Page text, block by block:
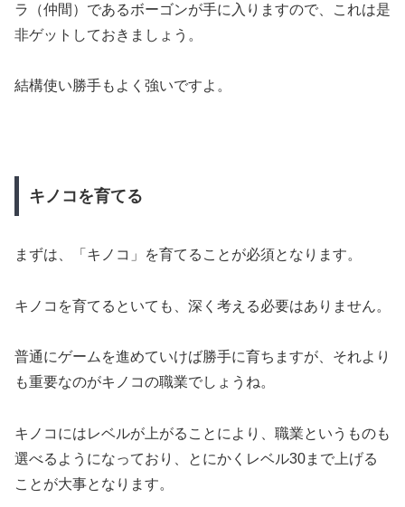
ラ（仲間）であるボーゴンが手に入りますので、これは是
非ゲットしておきましょう。
結構使い勝手もよく強いですよ。
キノコを育てる
まずは、「キノコ」を育てることが必須となります。
キノコを育てるといても、深く考える必要はありません。
普通にゲームを進めていけば勝手に育ちますが、それより
も重要なのがキノコの職業でしょうね。
キノコにはレベルが上がることにより、職業というものも
選べるようになっており、とにかくレベル30まで上げる
ことが大事となります。